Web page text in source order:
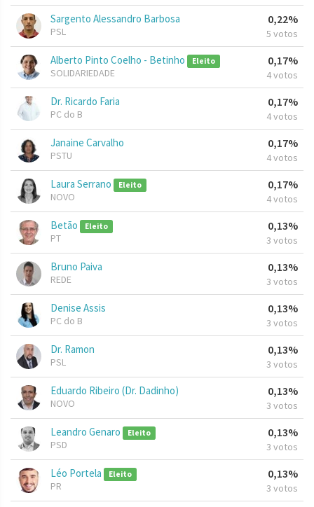
Sargento Alessandro Barbosa
PSL
0,22%
5 votos
Alberto Pinto Coelho - Betinho Eleito
SOLIDARIEDADE
0,17%
4 votos
Dr. Ricardo Faria
PC do B
0,17%
4 votos
Janaine Carvalho
PSTU
0,17%
4 votos
Laura Serrano Eleito
NOVO
0,17%
4 votos
Betão Eleito
PT
0,13%
3 votos
Bruno Paiva
REDE
0,13%
3 votos
Denise Assis
PC do B
0,13%
3 votos
Dr. Ramon
PSL
0,13%
3 votos
Eduardo Ribeiro (Dr. Dadinho)
NOVO
0,13%
3 votos
Leandro Genaro Eleito
PSD
0,13%
3 votos
Léo Portela Eleito
PR
0,13%
3 votos